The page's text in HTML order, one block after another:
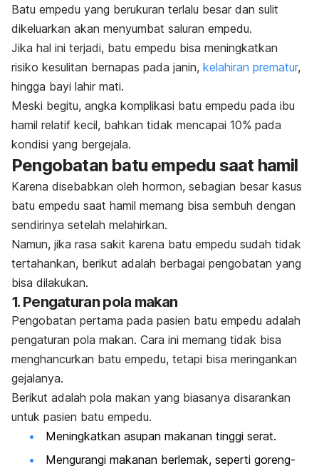
Batu empedu yang berukuran terlalu besar dan sulit
dikeluarkan akan menyumbat saluran empedu.
Jika hal ini terjadi, batu empedu bisa meningkatkan
risiko kesulitan bernapas pada janin, kelahiran prematur,
hingga bayi lahir mati.
Meski begitu, angka komplikasi batu empedu pada ibu
hamil relatif kecil, bahkan tidak mencapai 10% pada
kondisi yang bergejala.
Pengobatan batu empedu saat hamil
Karena disebabkan oleh hormon, sebagian besar kasus
batu empedu saat hamil memang bisa sembuh dengan
sendirinya setelah melahirkan.
Namun, jika rasa sakit karena batu empedu sudah tidak
tertahankan, berikut adalah berbagai pengobatan yang
bisa dilakukan.
1. Pengaturan pola makan
Pengobatan pertama pada pasien batu empedu adalah
pengaturan pola makan. Cara ini memang tidak bisa
menghancurkan batu empedu, tetapi bisa meringankan
gejalanya.
Berikut adalah pola makan yang biasanya disarankan
untuk pasien batu empedu.
Meningkatkan asupan makanan tinggi serat.
Mengurangi makanan berlemak, seperti goreng-